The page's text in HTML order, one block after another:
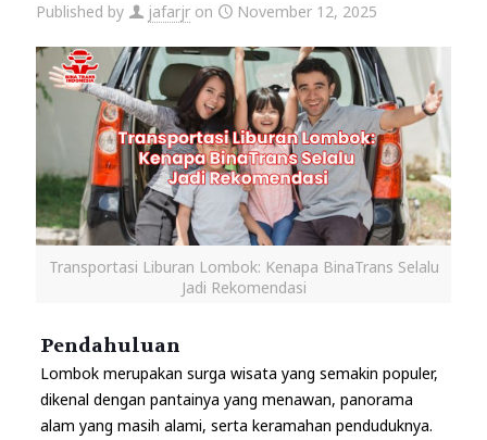
Published by jafarjr on November 12, 2025
Transportasi Liburan Lombok: Kenapa BinaTrans Selalu
Jadi Rekomendasi
Pendahuluan
Lombok merupakan surga wisata yang semakin populer,
dikenal dengan pantainya yang menawan, panorama
alam yang masih alami, serta keramahan penduduknya.